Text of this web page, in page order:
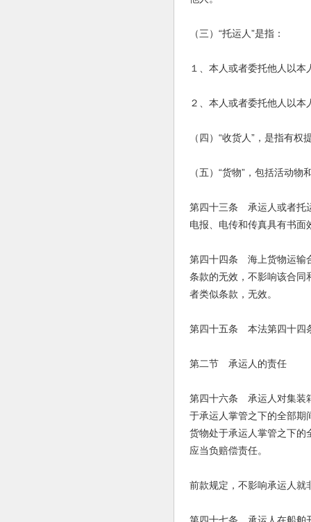
（三）“托运人”是指：
１、本人或者委托他人以
２、本人或者委托他人以
（四）“收货人”，是指有权
（五）“货物”，包括活动
第四十三条 承运人或者托
电报、电传和传真具有书面
第四十四条 海上货物运输
条款的无效，不影响该合同
者类似条款，无效。
第四十五条 本法第四十四
第二节 承运人的责任
第四十六条 承运人对集装
于承运人掌管之下的全部期
货物处于承运人掌管之下的
应当负赔偿责任。
前款规定，不影响承运人就